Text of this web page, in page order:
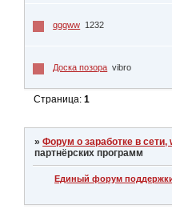
qqqww 1232
Доска позора vibro
Страница:1
»Форум о заработке в сети,
партнёрских программ
Единый форум